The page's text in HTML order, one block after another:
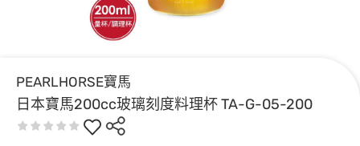
PEARLHORSE寶馬
日本寶馬200cc玻璃刻度料理杯 TA-G-05-200